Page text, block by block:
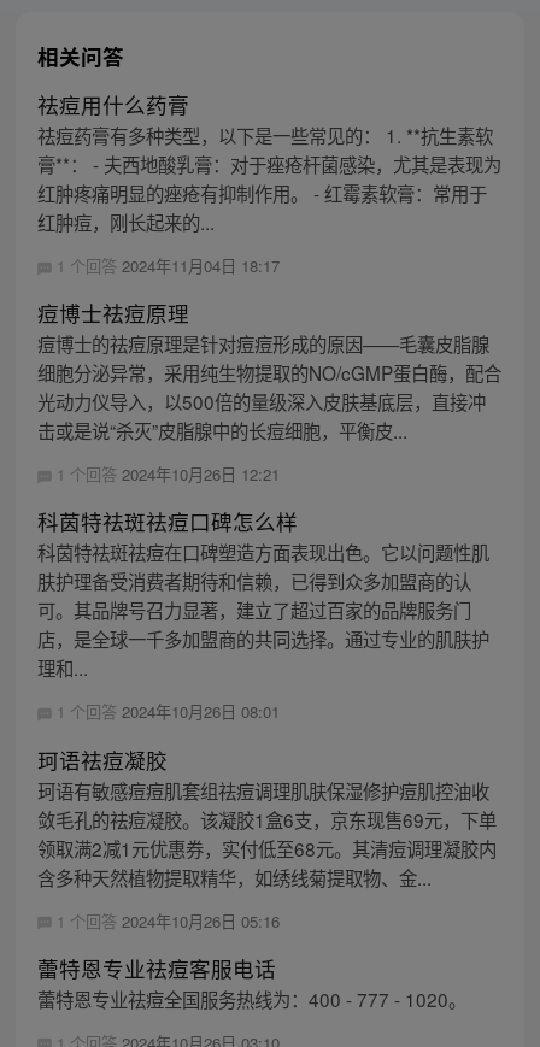
相关问答
祛痘用什么药膏
祛痘药膏有多种类型，以下是一些常见的： 1. **抗生素软
膏**： - 夫西地酸乳膏：对于痤疮杆菌感染，尤其是表现为
红肿疼痛明显的痤疮有抑制作用。 - 红霉素软膏：常用于
红肿痘，刚长起来的...
1 个回答 2024年11月04日 18:17
痘博士祛痘原理
痘博士的祛痘原理是针对痘痘形成的原因——毛囊皮脂腺
细胞分泌异常，采用纯生物提取的NO/cGMP蛋白酶，配合
光动力仪导入，以500倍的量级深入皮肤基底层，直接冲
击或是说“杀灭”皮脂腺中的长痘细胞，平衡皮...
1 个回答 2024年10月26日 12:21
科茵特祛斑祛痘口碑怎么样
科茵特祛斑祛痘在口碑塑造方面表现出色。它以问题性肌
肤护理备受消费者期待和信赖，已得到众多加盟商的认
可。其品牌号召力显著，建立了超过百家的品牌服务门
店，是全球一千多加盟商的共同选择。通过专业的肌肤护
理和...
1 个回答 2024年10月26日 08:01
珂语祛痘凝胶
珂语有敏感痘痘肌套组祛痘调理肌肤保湿修护痘肌控油收
敛毛孔的祛痘凝胶。该凝胶1盒6支，京东现售69元，下单
领取满2减1元优惠券，实付低至68元。其清痘调理凝胶内
含多种天然植物提取精华，如绣线菊提取物、金...
1 个回答 2024年10月26日 05:16
蕾特恩专业祛痘客服电话
蕾特恩专业祛痘全国服务热线为：400 - 777 - 1020。